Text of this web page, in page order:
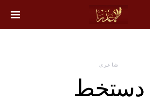
شاعری
دستخط